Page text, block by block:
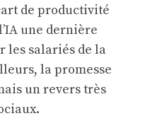
de productivité
une dernière
les salariés de la
la promesse
un revers très